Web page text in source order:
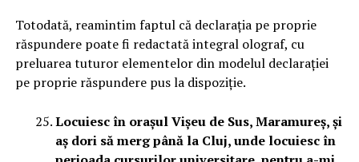
Totodată, reamintim faptul că declarația pe proprie
răspundere poate fi redactată integral olograf, cu
preluarea tuturor elementelor din modelul declarației
pe proprie răspundere pus la dispoziție.
Locuiesc în orașul Vișeu de Sus, Maramureș, și
aș dori să merg până la Cluj, unde locuiesc în